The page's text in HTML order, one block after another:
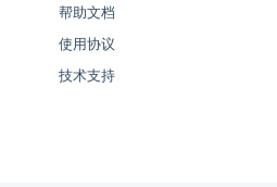
帮助文档
使用协议
技术支持